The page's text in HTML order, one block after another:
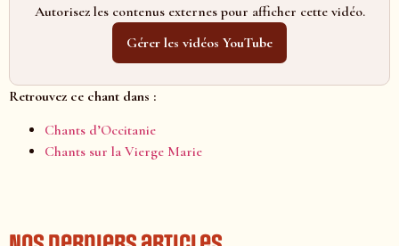
Autorisez les contenus externes pour afficher cette vidéo.
Gérer les vidéos YouTube
Retrouvez ce chant dans :
Chants d’Occitanie
Chants sur la Vierge Marie